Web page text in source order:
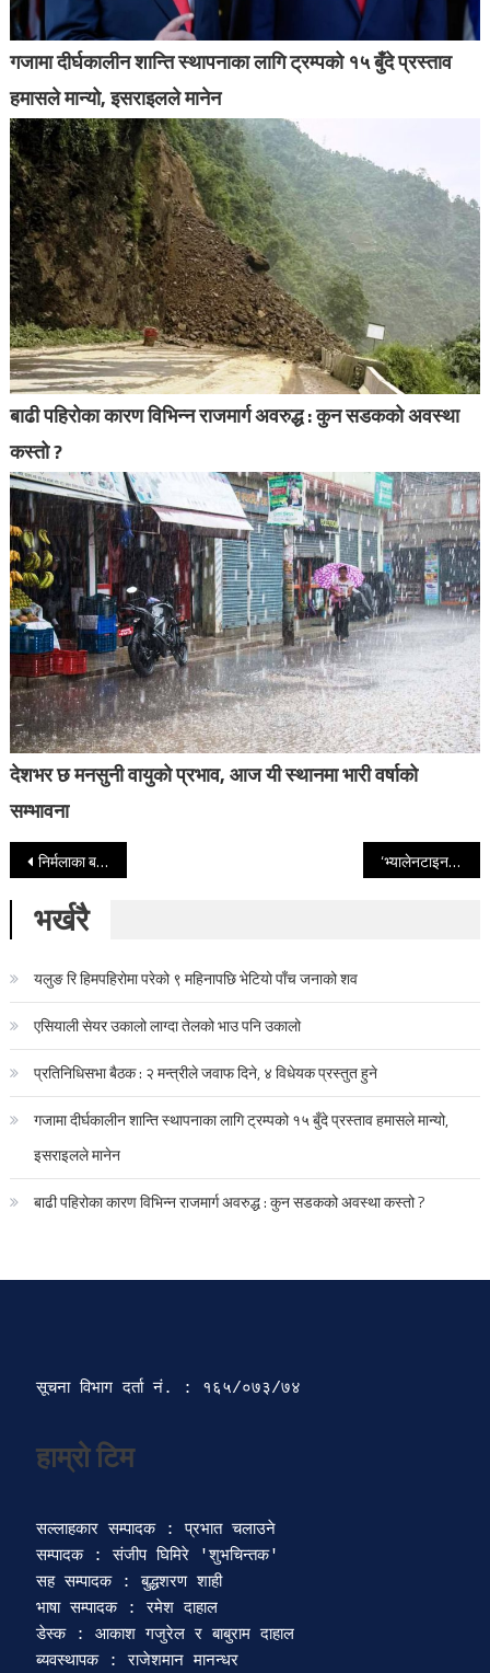
गजामा दीर्घकालीन शान्ति स्थापनाका लागि ट्रम्पको १५ बुँदे प्रस्ताव
हमासले मान्यो, इसराइलले मानेन
बाढी पहिरोका कारण विभिन्न राजमार्ग अवरुद्ध : कुन सडकको अवस्था
कस्तो ?
देशभर छ मनसुनी वायुको प्रभाव, आज यी स्थानमा भारी वर्षाको
सम्भावना
Post navigation
निर्मलाका बलात्कारी भेटिएनन्, खाल्डोभित्र सुन भेटियो ‘भ्यालेनटाइन डे’ले बढ्यो गुलावको बिक्री, चितवनका एकै किसानले बेचे १० लाखको गुलाब
भर्खरै
यलुङ रि हिमपहिरोमा परेको ९ महिनापछि भेटियो पाँच जनाको शव
एसियाली सेयर उकालो लाग्दा तेलको भाउ पनि उकालो
प्रतिनिधिसभा बैठक : २ मन्त्रीले जवाफ दिने, ४ विधेयक प्रस्तुत हुने
गजामा दीर्घकालीन शान्ति स्थापनाका लागि ट्रम्पको १५ बुँदे प्रस्ताव हमासले मान्यो,
इसराइलले मानेन
बाढी पहिरोका कारण विभिन्न राजमार्ग अवरुद्ध : कुन सडकको अवस्था कस्तो ?
सूचना विभाग दर्ता‍ नं. : १६५/०७३/७४
हाम्रो टिम
सल्लाहकार सम्पादक : प्रभात चलाउने
सम्पादक : संजीप घिमिरे 'शुभचिन्तक'
सह सम्पादक : बुद्धशरण शाही
भाषा सम्पादक : रमेश दाहाल
डेस्क : आकाश गजुरेल र बाबुराम दाहाल
ब्यवस्थापक : राजेशमान मानन्धर